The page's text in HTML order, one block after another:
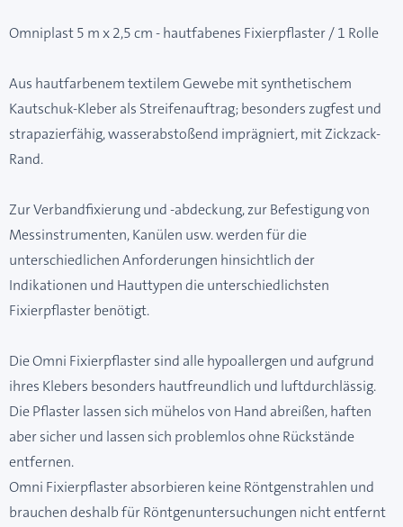
Omniplast 5 m x 2,5 cm - hautfabenes Fixierpflaster / 1 Rolle
Aus hautfarbenem textilem Gewebe mit synthetischem
Kautschuk-Kleber als Streifenauftrag; besonders zugfest und
strapazierfähig, wasserabstoßend imprägniert, mit Zickzack-
Rand.
Zur Verbandfixierung und -abdeckung, zur Befestigung von
Messinstrumenten, Kanülen usw. werden für die
unterschiedlichen Anforderungen hinsichtlich der
Indikationen und Hauttypen die unterschiedlichsten
Fixierpflaster benötigt.
Die Omni Fixierpflaster sind alle hypoallergen und aufgrund
ihres Klebers besonders hautfreundlich und luftdurchlässig.
Die Pflaster lassen sich mühelos von Hand abreißen, haften
aber sicher und lassen sich problemlos ohne Rückstände
entfernen.
Omni Fixierpflaster absorbieren keine Röntgenstrahlen und
brauchen deshalb für Röntgenuntersuchungen nicht entfernt